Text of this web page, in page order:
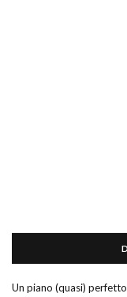
Un piano (quasi)